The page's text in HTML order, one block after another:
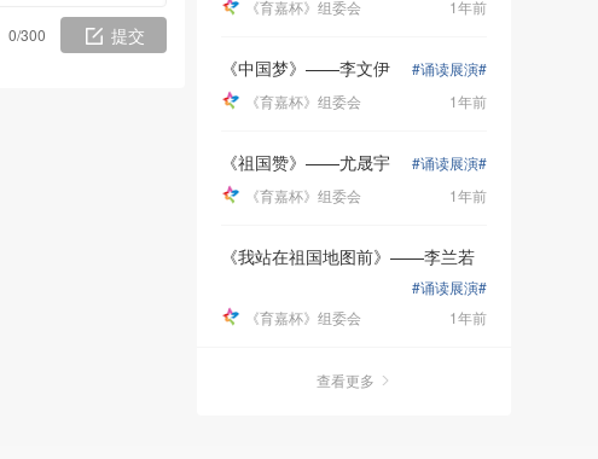
提交
0/300
1年前
《育嘉杯》组委会
《中国梦》——李文伊
#诵读展演#
1年前
《育嘉杯》组委会
《祖国赞》——尤晟宇
#诵读展演#
1年前
《育嘉杯》组委会
《我站在祖国地图前》——李兰若
#诵读展演#
1年前
《育嘉杯》组委会
查看更多